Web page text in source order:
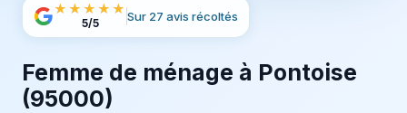
★★★★★
5/5 Sur 27 avis récoltés
Femme de ménage à Pontoise
(95000)